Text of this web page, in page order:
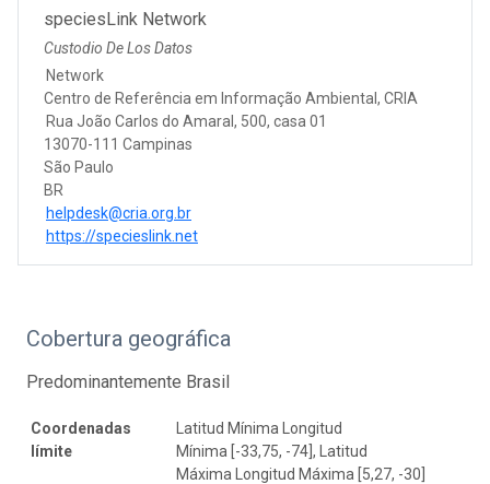
speciesLink Network
Custodio De Los Datos
Network
Centro de Referência em Informação Ambiental, CRIA
Rua João Carlos do Amaral, 500, casa 01
13070-111 Campinas
São Paulo
BR
helpdesk@cria.org.br
https://specieslink.net
Cobertura geográfica
Predominantemente Brasil
Coordenadas
límite
Latitud Mínima Longitud
Mínima [-33,75, -74], Latitud
Máxima Longitud Máxima [5,27, -30]